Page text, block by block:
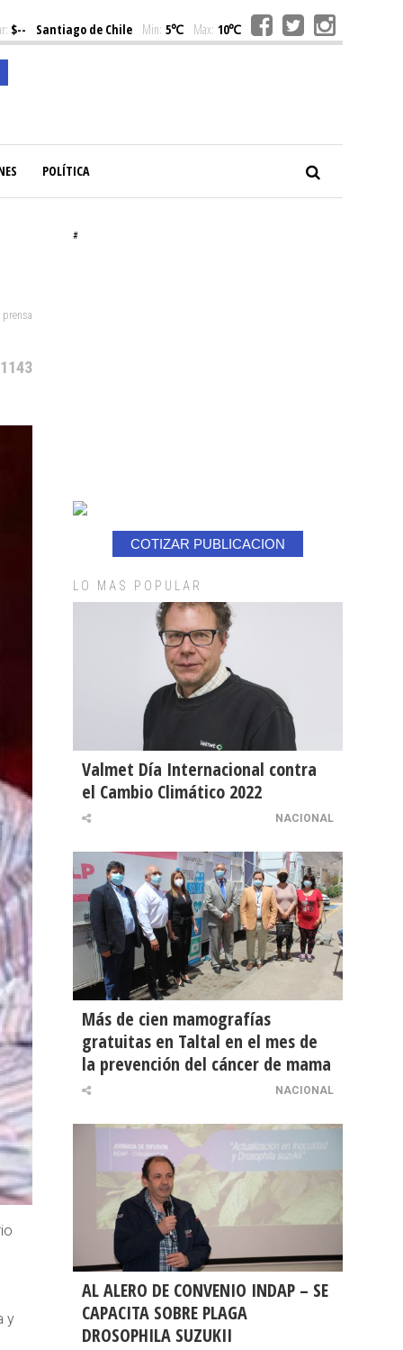
$-- Santiago de Chile Min: 5℃ Max: 10℃
POLÍTICA
y
#
COTIZAR PUBLICACION
LO MAS POPULAR
Valmet Día Internacional contra
el Cambio Climático 2022
NACIONAL
Más de cien mamografías
gratuitas en Taltal en el mes de
la prevención del cáncer de mama
NACIONAL
AL ALERO DE CONVENIO INDAP – SE
CAPACITA SOBRE PLAGA
DROSOPHILA SUZUKII